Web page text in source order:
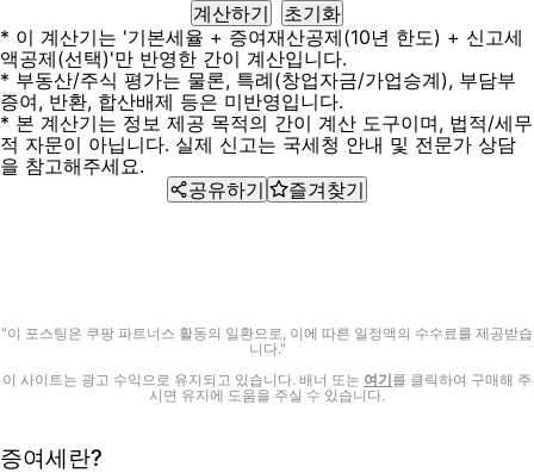
계산하기
초기화
* 이 계산기는 '기본세율 + 증여재산공제(10년 한도) + 신고세
액공제(선택)'만 반영한 간이 계산입니다.
* 부동산/주식 평가는 물론, 특례(창업자금/가업승계), 부담부
증여, 반환, 합산배제 등은 미반영입니다.
* 본 계산기는 정보 제공 목적의 간이 계산 도구이며, 법적/세무
적 자문이 아닙니다. 실제 신고는 국세청 안내 및 전문가 상담
을 참고해주세요.
공유하기
즐겨찾기
"이 포스팅은 쿠팡 파트너스 활동의 일환으로, 이에 따른 일정액의 수수료를 제공받습
니다."
이 사이트는 광고 수익으로 유지되고 있습니다. 배너 또는 여기를 클릭하여 구매해 주
시면 유지에 도움을 주실 수 있습니다.
증여세란?